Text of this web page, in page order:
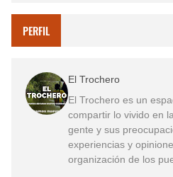
PERFIL
El Trochero
El Trochero es un
compartir lo vivido en
gente y sus
experiencias y
organización de los